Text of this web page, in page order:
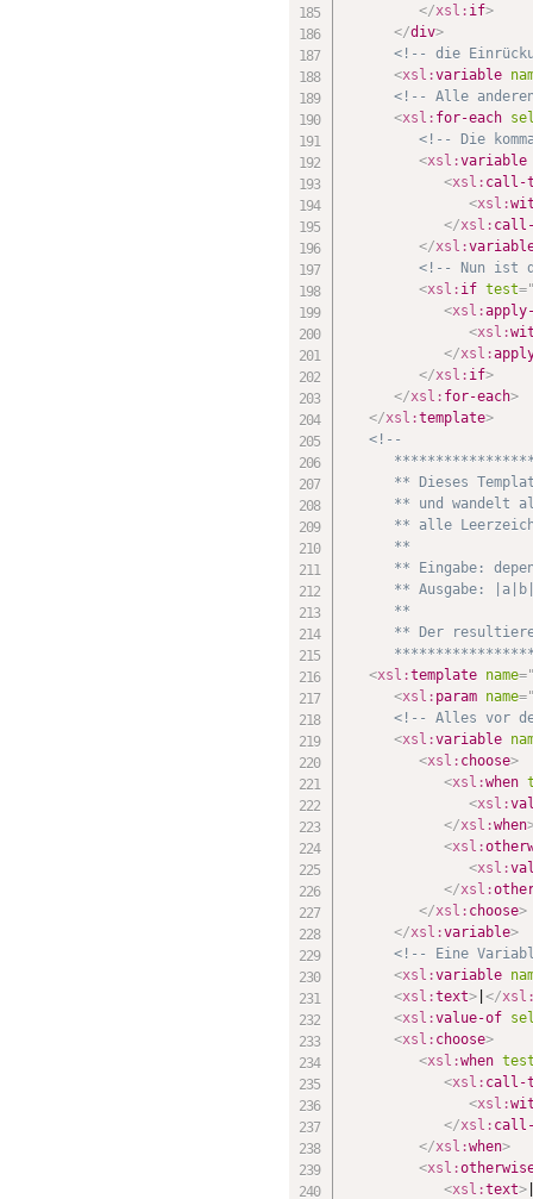
</xsl: if>
</div>
<!-- die
<xsl:variable
<!-- Alle
<xsl: for-each
<!-- Die
<xsl:variable
<xsl: call-
<xsl:
</xsl: call-
</xsl:
<!-- Nun ist
<xsl: if test=
<xsl:
<xsl:
</xsl:
</xsl: if>
</xsl: for-each>
</xsl:template>
<!--
** Dieses
** und wandelt
** alle
      **
** Eingabe:
** Ausgabe:
      **
** Der
<xsl:template name=
<xsl: param name=
<!-- Alles vor
<xsl:variable
<xsl: choose>
<xsl:when
<xsl:
</xsl:when
<xsl:
<xsl:
</xsl:
</xsl: choose>
</xsl:variable>
<!-- Eine
<xsl:variable
<xsl:text>| </
<xsl:value-of
<xsl: choose>
<xsl:when
<xsl: call-
<xsl:
</xsl: call-
</xsl:when>
<xsl:
<xsl:text>